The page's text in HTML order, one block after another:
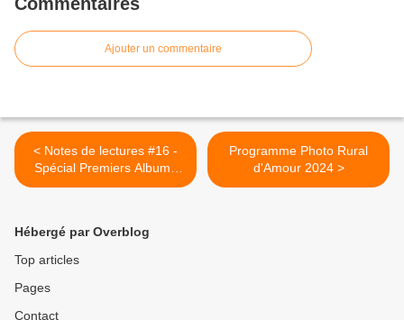
Ajouter un commentaire
< Notes de lectures #16 -
Spécial Premiers Albums
Astérix
Programme Photo Rural
d'Amour 2024 >
Hébergé par Overblog
Top articles
Pages
Contact